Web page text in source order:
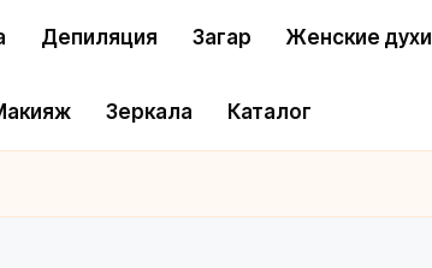
Депиляция Загар Женские духи
Зеркала Каталог